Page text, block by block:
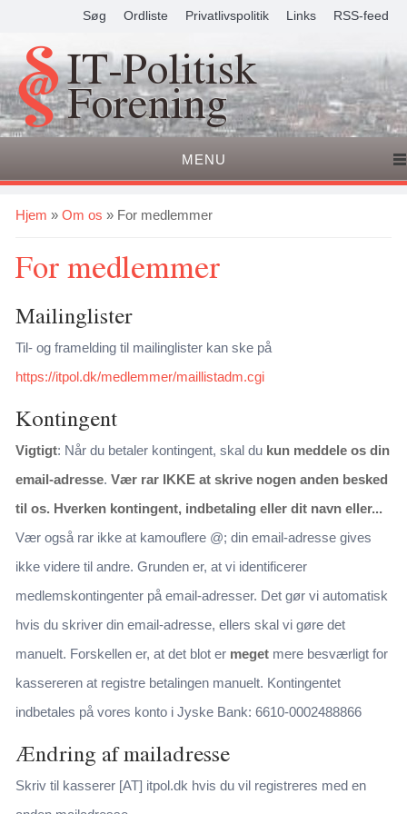
Søg Ordliste Privatlivspolitik Links RSS-feed
IT-Politisk
Forening
MENU
Du er her
Hjem » Om os » For medlemmer
For medlemmer
Mailinglister
Til- og framelding til mailinglister kan ske på
https://itpol.dk/medlemmer/maillistadm.cgi
Kontingent
Vigtigt: Når du betaler kontingent, skal du kun meddele os din
email-adresse. Vær rar IKKE at skrive nogen anden besked
til os. Hverken kontingent, indbetaling eller dit navn eller...
Vær også rar ikke at kamouflere @; din email-adresse gives
ikke videre til andre. Grunden er, at vi identificerer
medlemskontingenter på email-adresser. Det gør vi automatisk
hvis du skriver din email-adresse, ellers skal vi gøre det
manuelt. Forskellen er, at det blot er meget mere besværligt for
kassereren at registre betalingen manuelt. Kontingentet
indbetales på vores konto i Jyske Bank: 6610-0002488866
Ændring af mailadresse
Skriv til kasserer [AT] itpol.dk hvis du vil registreres med en